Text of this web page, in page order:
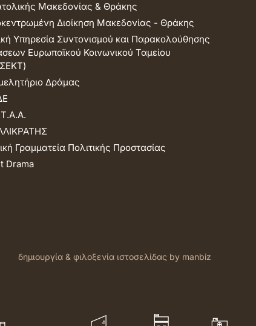
Μακεδονίας & Θράκης
Διοίκηση Μακεδονίας - Θράκης
Υπηρεσία Συντονισμού και Παρακολούθησης
Ευρωπαϊκού Κοινωνικού Ταμείου
Δράμας
Γραμματεία Πολιτικής Προστασίας
Drama
δημιουργία & φιλοξενία ιστοσελίδας by manbiz